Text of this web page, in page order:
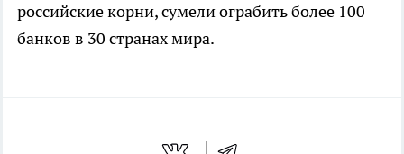
российские корни, сумели ограбить более 100
банков в 30 странах мира.